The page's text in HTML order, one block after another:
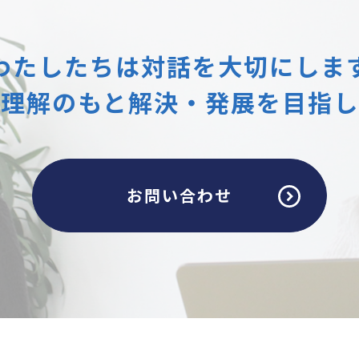
たしたちは対話を大切にしま
解のもと解決・発展を目指
お問い合わせ